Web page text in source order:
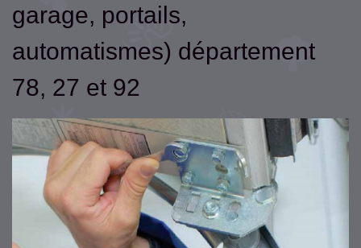
garage, portails,
automatismes) département
78, 27 et 92